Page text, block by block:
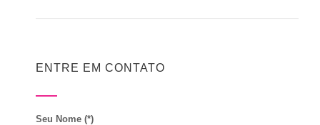
ENTRE EM CONTATO
Seu Nome (*)